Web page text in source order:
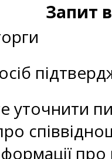
Запит
уточнити